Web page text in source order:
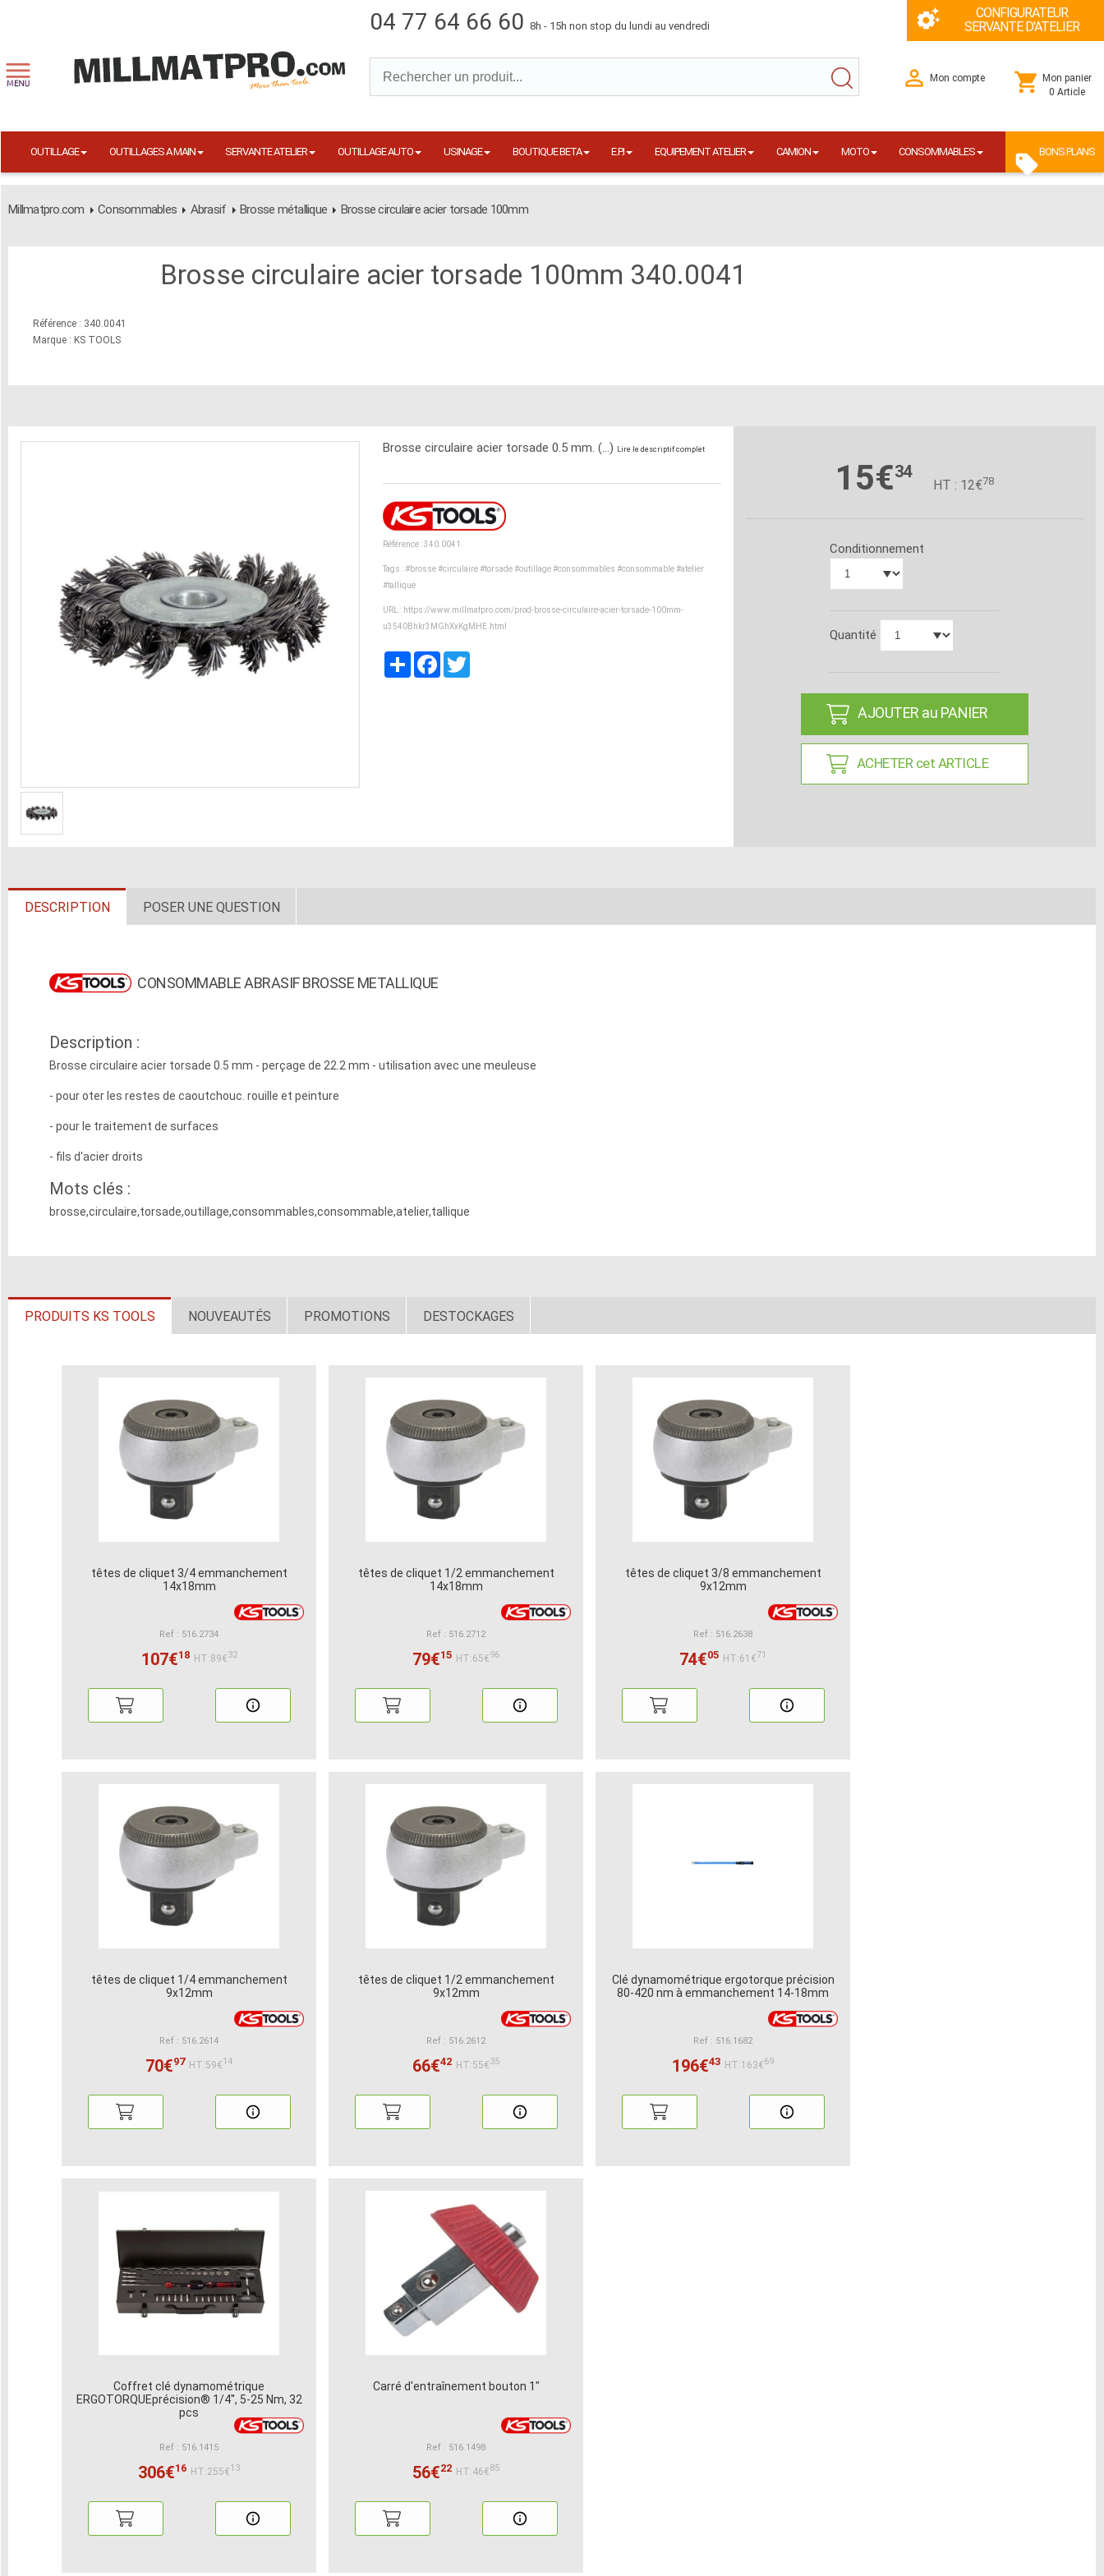
04 77 64 66 60 8h - 15h non stop du lundi au vendredi
CONFIGURATEUR
SERVANTE D'ATELIER
Mon compte
Mon panier
0 Article
OUTILLAGE OUTILLAGES A MAIN SERVANTE ATELIER OUTILLAGE AUTO USINAGE BOUTIQUE BETA E.P.I EQUIPEMENT ATELIER CAMION MOTO CONSOMMABLES BONS PLANS
Millmatpro.com Consommables Abrasif Brosse métallique Brosse circulaire acier torsade 100mm
Brosse circulaire acier torsade 100mm 340.0041
Référence : 340.0041
Marque : KS TOOLS
Brosse circulaire acier torsade 0.5 mm. (...) Lire le descriptif complet
Référence : 340.0041
Tags :#brosse #circulaire #torsade #outillage #consommables #consommable #atelier
#tallique
URL : https://www.millmatpro.com/prod-brosse-circulaire-acier-torsade-100mm-
u3540Bhkr3MGhXxKgMHE.html
PartagerFacebook
15€34
HT : 12€78
Conditionnement
Quantité
AJOUTER au PANIER
ACHETER cet ARTICLE
DESCRIPTION POSER UNE QUESTION
CONSOMMABLE ABRASIF BROSSE METALLIQUE
Description :
Brosse circulaire acier torsade 0.5 mm - perçage de 22.2 mm - utilisation avec une meuleuse
- pour oter les restes de caoutchouc. rouille et peinture
- pour le traitement de surfaces
- fils d'acier droits
Mots clés :
brosse,circulaire,torsade,outillage,consommables,consommable,atelier,tallique
PRODUITS KS TOOLS NOUVEAUTÉS PROMOTIONS DESTOCKAGES
têtes de cliquet 3/4 emmanchement
14x18mm
Ref : 516.2734
107€18 HT:89€32
têtes de cliquet 1/2 emmanchement
14x18mm
Ref : 516.2712
79€15 HT:65€96
têtes de cliquet 3/8 emmanchement
9x12mm
Ref : 516.2638
74€05 HT:61€71
têtes de cliquet 1/4 emmanchement
9x12mm
Ref : 516.2614
70€97 HT:59€14
têtes de cliquet 1/2 emmanchement
9x12mm
Ref : 516.2612
66€42 HT:55€35
Clé dynamométrique ergotorque précision
80-420 nm à emmanchement 14-18mm
Ref : 516.1682
196€43 HT:163€69
Coffret clé dynamométrique
ERGOTORQUEprécision® 1/4'', 5-25 Nm, 32
pcs
Ref : 516.1415
306€16 HT:255€13
Carré d'entraînement bouton 1"
Ref : 516.1498
56€22 HT:46€85